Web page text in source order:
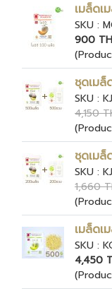
เมล็ดเ
SKU :
900
ชุดเมล็
SKU :
4,150
ชุดเมล็
SKU :
1,660
เมล็ดเ
SKU :
4,450